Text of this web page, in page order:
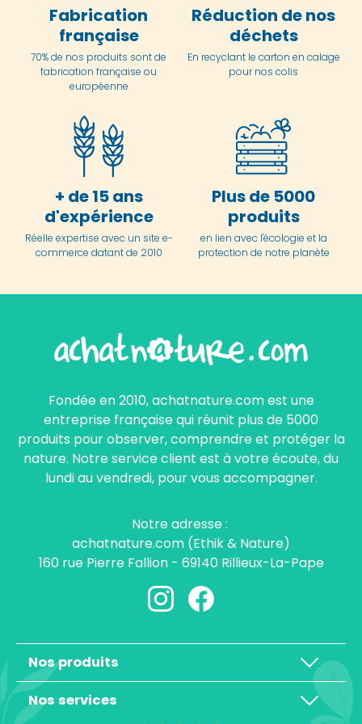
Fabrication
française
70% de nos produits sont de
fabrication française ou
européenne
Réduction de nos
déchets
En recyclant le carton en calage
pour nos colis
+ de 15 ans
d'expérience
Réelle expertise avec un site e-
commerce datant de 2010
Plus de 5000
produits
en lien avec l'écologie et la
protection de notre planète
Fondée en 2010, achatnature.com est une
entreprise française qui réunit plus de 5000
produits pour observer, comprendre et protéger la
nature. Notre service client est à votre écoute, du
lundi au vendredi, pour vous accompagner.
Notre adresse :
achatnature.com (Ethik & Nature)
160 rue Pierre Fallion - 69140 Rillieux-La-Pape
Nos produits
Nos services